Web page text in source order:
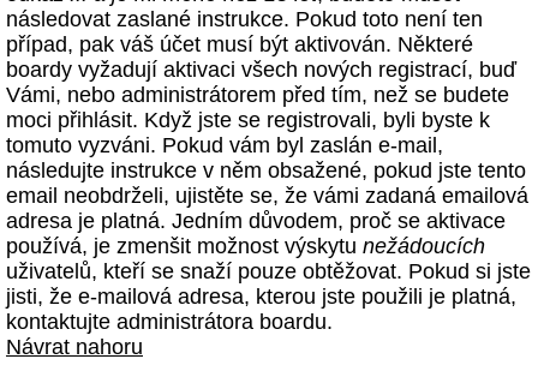
následovat zaslané instrukce. Pokud toto není ten
případ, pak váš účet musí být aktivován. Některé
boardy vyžadují aktivaci všech nových registrací, buď
Vámi, nebo administrátorem před tím, než se budete
moci přihlásit. Když jste se registrovali, byli byste k
tomuto vyzváni. Pokud vám byl zaslán e-mail,
následujte instrukce v něm obsažené, pokud jste tento
email neobdrželi, ujistěte se, že vámi zadaná emailová
adresa je platná. Jedním důvodem, proč se aktivace
používá, je zmenšit možnost výskytu nežádoucích
uživatelů, kteří se snaží pouze obtěžovat. Pokud si jste
jisti, že e-mailová adresa, kterou jste použili je platná,
kontaktujte administrátora boardu.
Návrat nahoru